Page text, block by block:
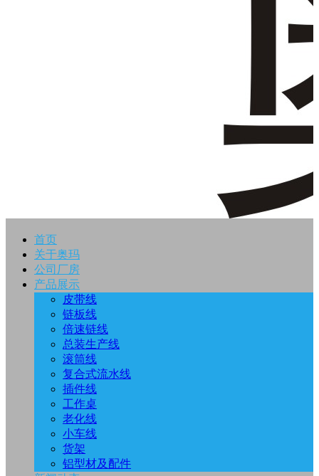
首页
关于奥玛
公司厂房
产品展示
皮带线
链板线
倍速链线
总装生产线
滚筒线
复合式流水线
插件线
工作桌
老化线
小车线
货架
铝型材及配件